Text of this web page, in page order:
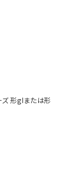
形gIまたは形